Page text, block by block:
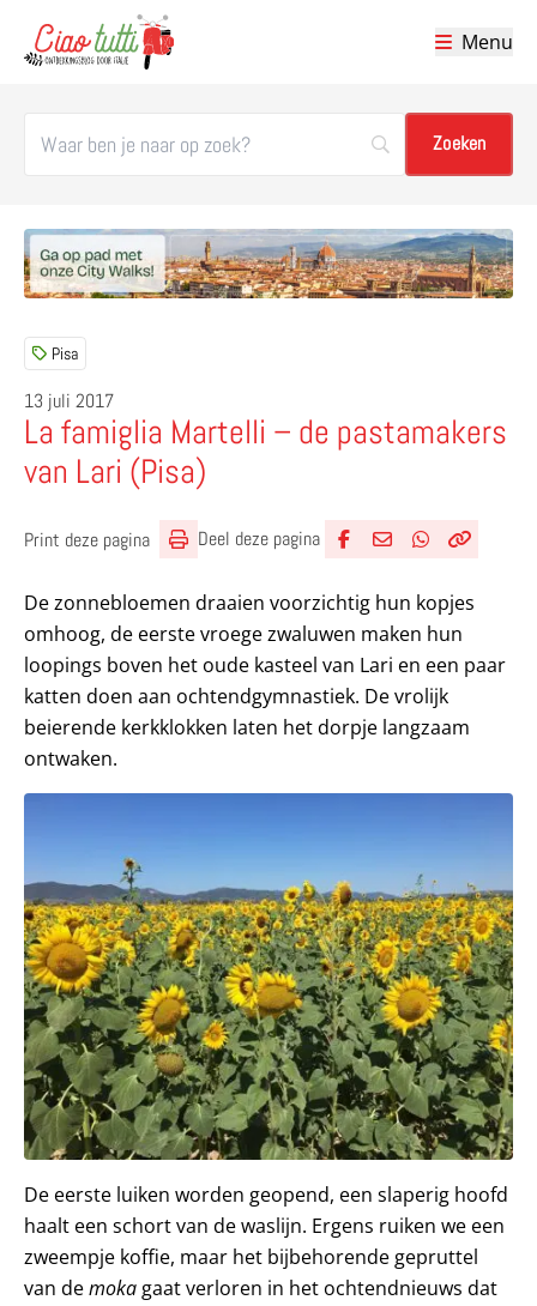
Menu
Pisa
13 juli 2017
La famiglia Martelli – de pastamakers
van Lari (Pisa)
Print deze pagina Deel deze pagina
De zonnebloemen draaien voorzichtig hun kopjes
omhoog, de eerste vroege zwaluwen maken hun
loopings boven het oude kasteel van Lari en een paar
katten doen aan ochtendgymnastiek. De vrolijk
beierende kerkklokken laten het dorpje langzaam
ontwaken.
De eerste luiken worden geopend, een slaperig hoofd
haalt een schort van de waslijn. Ergens ruiken we een
zweempje koffie, maar het bijbehorende gepruttel
van demoka gaat verloren in het ochtendnieuws dat